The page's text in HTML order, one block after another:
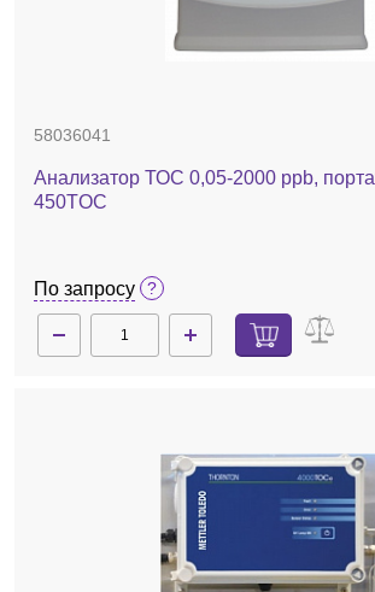
58036041
Анализатор ТОС 0,05-2000 ppb,
450TOС
По запросу